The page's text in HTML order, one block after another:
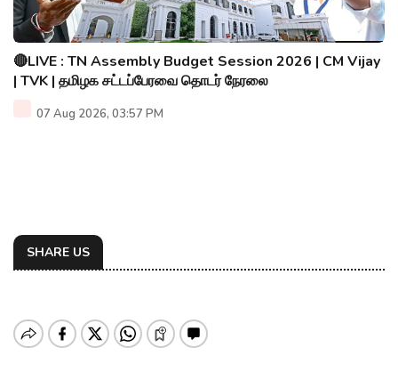
🔴LIVE : TN Assembly Budget Session 2026 | CM Vijay
| TVK | தமிழக சட்டப்பேரவை தொடர் நேரலை
07 Aug 2026, 03:57 PM
SHARE US